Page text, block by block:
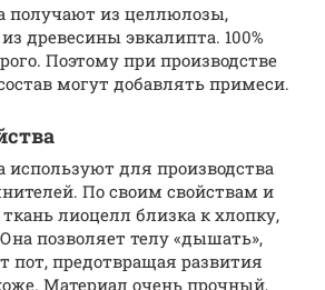
получают из целлюлозы,
древесины эвкалипта. 100%
Поэтому при производстве
могут добавлять примеси.
используют для производства
По своим свойствам и
лиоцелл близка к хлопку,
позволяет телу «дышать»,
пот, предотвращая развития
Материал очень прочный,